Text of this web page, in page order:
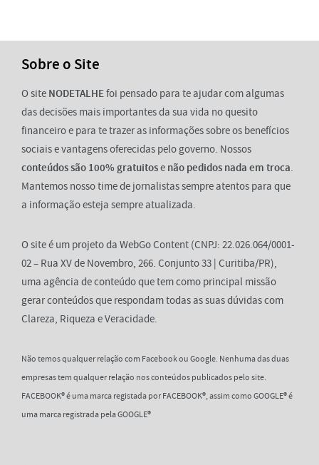
Sobre o Site
O site NODETALHEfoi pensado para te ajudar com algumas
das decisões mais importantes da sua vida no quesito
financeiro e para te trazer as informações sobre os benefícios
sociais e vantagens oferecidas pelo governo. Nossos
conteúdos são 100% gratuitose não pedidos nada em troca.
Mantemos nosso time de jornalistas sempre atentos para que
a informação esteja sempre atualizada.
O site é um projeto da WebGo Content (CNPJ: 22.026.064/0001-
02 – Rua XV de Novembro, 266. Conjunto 33 | Curitiba/PR),
uma agência de conteúdo que tem como principal missão
gerar conteúdos que respondam todas as suas dúvidas com
Clareza, Riqueza e Veracidade.
Não temos qualquer relação com Facebook ou Google. Nenhuma das duas
empresas tem qualquer relação nos conteúdos publicados pelo site.
FACEBOOK® é uma marca registada por FACEBOOK®, assim como GOOGLE® é
uma marca registrada pela GOOGLE®